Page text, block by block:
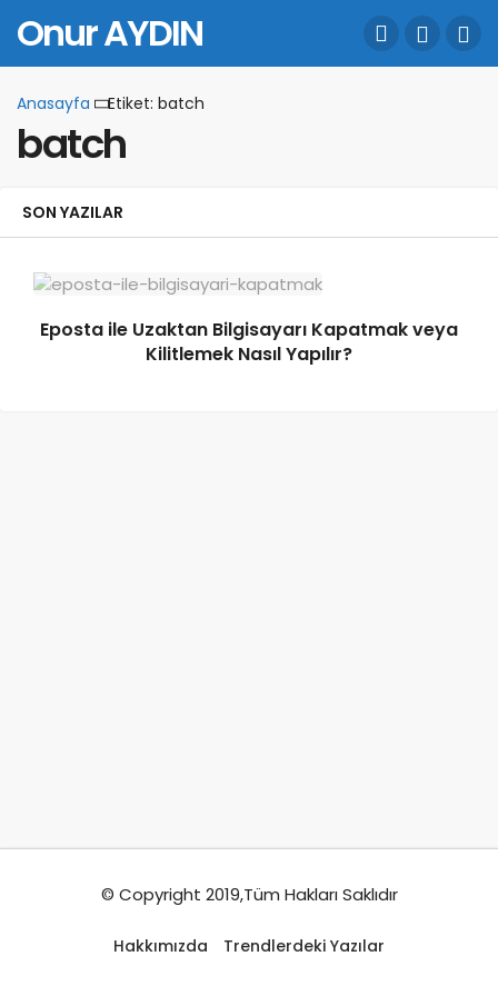
Onur AYDIN
Anasayfa Etiket: batch
batch
SON YAZILAR
Eposta ile Uzaktan Bilgisayarı Kapatmak veya
Kilitlemek Nasıl Yapılır?
© Copyright 2019,Tüm Hakları Saklıdır
Hakkımızda Trendlerdeki Yazılar